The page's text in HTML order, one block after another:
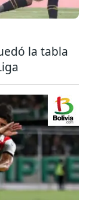
la tabla